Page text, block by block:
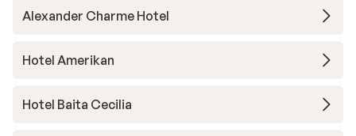
Alexander Charme Hotel
Hotel Amerikan
Hotel Baita Cecilia